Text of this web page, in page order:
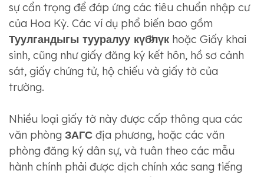
sự cẩn trọng để đáp ứng các tiêu chuẩn nhập cư
của Hoa Kỳ. Các ví dụ phổ biến bao gồm
Туулгандыгы тууралуу күбͩлүкhoặc Giấy khai
sinh, cũng như giấy đăng ký kết hôn, hồ sơ cảnh
sát, giấy chứng tử, hộ chiếu và giấy tờ của
trường.
Nhiều loại giấy tờ này được cấp thông qua các
văn phòng ЗАГСđịa phương, hoặc các văn
phòng đăng ký dân sự, và tuân theo các mẫu
hành chính phải được dịch chính xác sang tiếng